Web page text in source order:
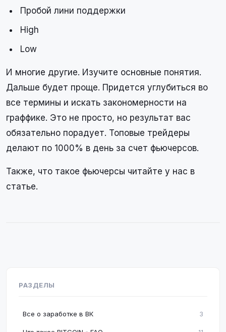
Пробой лини поддержки
High
Low
И многие другие. Изучите основные понятия.
Дальше будет проще. Придется углубиться во
все термины и искать закономерности на
граффике. Это не просто, но результат вас
обязательно порадует. Топовые трейдеры
делают по 1000% в день за счет фьючерсов.
Также, что такое фьючерсы читайте у нас в
статье.
РАЗДЕЛЫ
Все о заработке в ВК 3